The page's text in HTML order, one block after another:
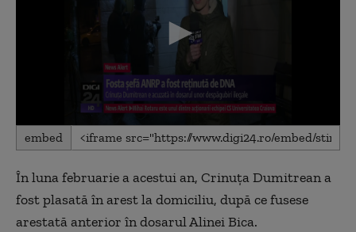
0
seconds
3
minutes,
8
seconds
embed
În luna februarie a acestui an, Crinuța Dumitrean a
fost plasată în arest la domiciliu, după ce fusese
arestată anterior în dosarul Alinei Bica.